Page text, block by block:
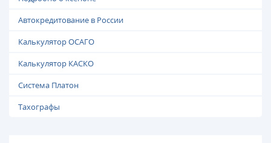
Автокредитование в России
Калькулятор ОСАГО
Калькулятор КАСКО
Система Платон
Тахографы